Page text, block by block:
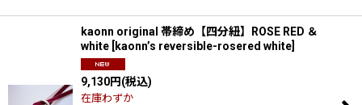
kaonn original 帯締め【四分紐】ROSE RED ＆
white
kaonn’s reversible-rosered white
9,130円(税込)
在庫わずか